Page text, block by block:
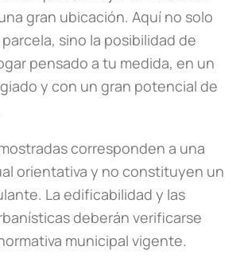
gran ubicación. Aquí no solo
sino la posibilidad de
pensado a tu medida, en un
y con un gran potencial de
corresponden a una
orientativa y no constituyen un
La edificabilidad y las
deberán verificarse
municipal vigente.